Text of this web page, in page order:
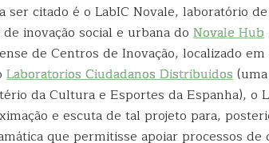
ser citado é o LabIC Novale, laboratório
inovação social e urbana do Novale Hub
de Centros de Inovação, localizado em
Laboratorios Ciudadanos Distribuidos
da Cultura e Esportes da Espanha), o
e escuta de tal projeto para,
que permitisse apoiar processos de